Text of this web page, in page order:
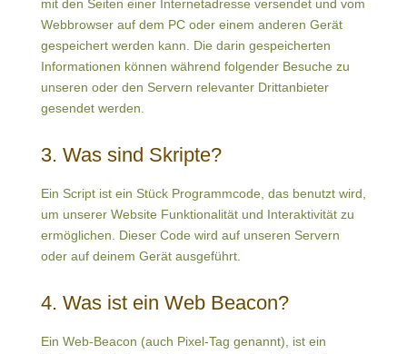
mit den Seiten einer Internetadresse versendet und vom
Webbrowser auf dem PC oder einem anderen Gerät
gespeichert werden kann. Die darin gespeicherten
Informationen können während folgender Besuche zu
unseren oder den Servern relevanter Drittanbieter
gesendet werden.
3. Was sind Skripte?
Ein Script ist ein Stück Programmcode, das benutzt wird,
um unserer Website Funktionalität und Interaktivität zu
ermöglichen. Dieser Code wird auf unseren Servern
oder auf deinem Gerät ausgeführt.
4. Was ist ein Web Beacon?
Ein Web-Beacon (auch Pixel-Tag genannt), ist ein